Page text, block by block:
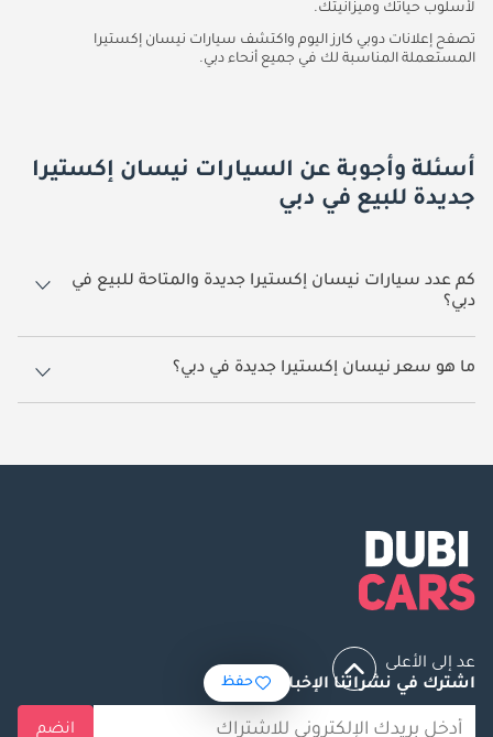
لأسلوب حياتك وميزانيتك.
تصفح إعلانات دوبي كارز اليوم واكتشف سيارات نيسان إكستيرا
المستعملة المناسبة لك في جميع أنحاء دبي.
أسئلة وأجوبة عن السيارات نيسان إكستيرا
جديدة للبيع في دبي
كم عدد سيارات نيسان إكستيرا جديدة والمتاحة للبيع في
دبي؟
29 سيارة نيسان إكستيرا جديدة متوفرة للبيع في دبي.
ما هو سعر نيسان إكستيرا جديدة في دبي؟
يبدأ سعر سيارة نيسان إكستيرا جديدة في دبي 89,597.
حفظ
عد إلى الأعلى
اشترك في نشراتنا الإخبارية
انضم